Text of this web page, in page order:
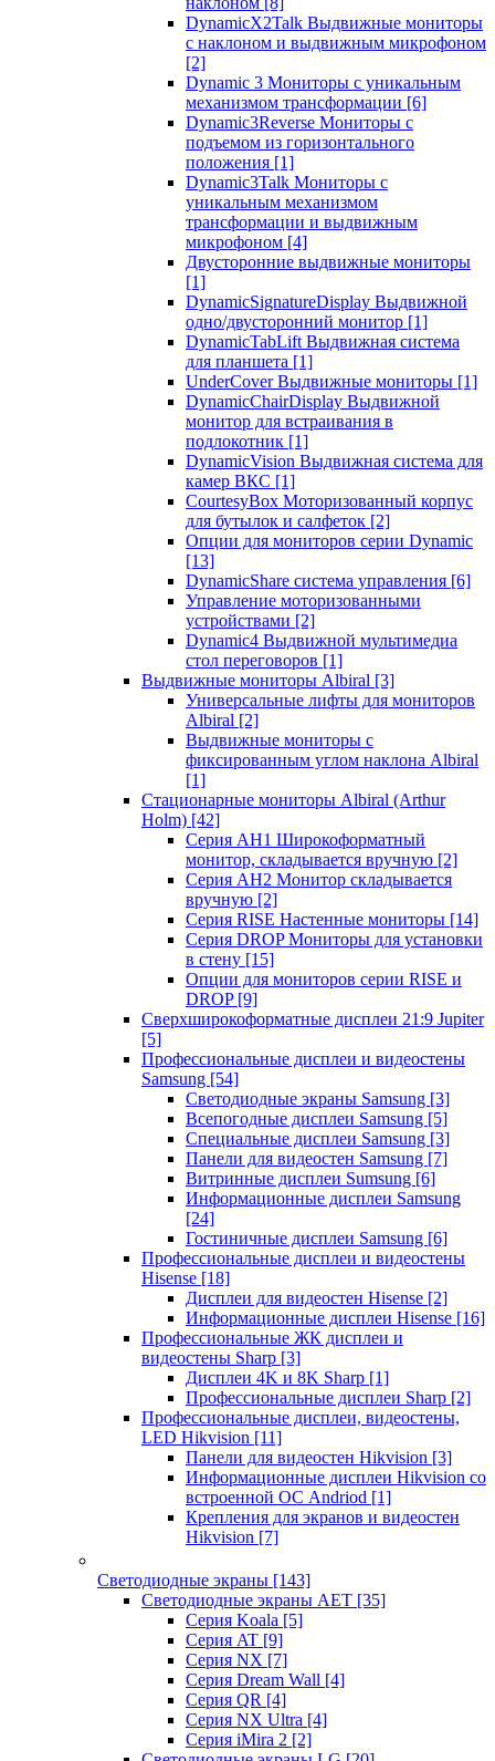
DynamicX2Talk Выдвижные мониторы
с наклоном и выдвижным микрофоном
[2]
Dynamic 3 Мониторы с уникальным
механизмом трансформации [6]
Dynamic3Reverse Мониторы с
подъемом из горизонтального
положения [1]
Dynamic3Talk Мониторы с
уникальным механизмом
трансформации и выдвижным
микрофоном [4]
Двусторонние выдвижные мониторы
[1]
DynamicSignatureDisplay Выдвижной
одно/двусторонний монитор [1]
DynamicTabLift Выдвижная система
для планшета [1]
UnderCover Выдвижные мониторы [1]
DynamicChairDisplay Выдвижной
монитор для встраивания в
подлокотник [1]
DynamicVision Выдвижная система для
камер ВКС [1]
CourtesyBox Моторизованный корпус
для бутылок и салфеток [2]
Опции для мониторов серии Dynamic
[13]
DynamicShare система управления [6]
Управление моторизованными
устройствами [2]
Dynamic4 Выдвижной мультимедиа
стол переговоров [1]
Выдвижные мониторы Albiral [3]
Универсальные лифты для мониторов
Albiral [2]
Выдвижные мониторы с
фиксированным углом наклона Albiral
[1]
Стационарные мониторы Albiral (Arthur
Holm) [42]
Серия AH1 Широкоформатный
монитор, складывается вручную [2]
Серия AH2 Монитор складывается
вручную [2]
Серия RISE Настенные мониторы [14]
Серия DROP Мониторы для установки
в стену [15]
Опции для мониторов серии RISE и
DROP [9]
Сверхширокоформатные дисплеи 21:9 Jupiter
[5]
Профессиональные дисплеи и видеостены
Samsung [54]
Светодиодные экраны Samsung [3]
Всепогодные дисплеи Samsung [5]
Специальные дисплеи Samsung [3]
Панели для видеостен Samsung [7]
Витринные дисплеи Sumsung [6]
Информационные дисплеи Samsung
[24]
Гостиничные дисплеи Samsung [6]
Профессиональные дисплеи и видеостены
Hisense [18]
Дисплеи для видеостен Hisense [2]
Информационные дисплеи Hisense [16]
Профессиональные ЖК дисплеи и
видеостены Sharp [3]
Дисплеи 4K и 8K Sharp [1]
Профессиональные дисплеи Sharp [2]
Профессиональные дисплеи, видеостены,
LED Hikvision [11]
Панели для видеостен Hikvision [3]
Информационные дисплеи Hikvision со
встроенной ОС Andriod [1]
Крепления для экранов и видеостен
Hikvision [7]
Светодиодные экраны [143]
Светодиодные экраны AET [35]
Cерия Koala [5]
Серия AT [9]
Серия NX [7]
Серия Dream Wall [4]
Серия QR [4]
Серия NX Ultra [4]
Серия iMira 2 [2]